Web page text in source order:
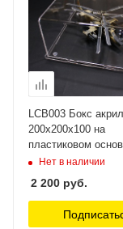
LCB003 Бокс
200х200х100 на
пластиковом
LemonCraft
Нет в наличии
2 200 руб.